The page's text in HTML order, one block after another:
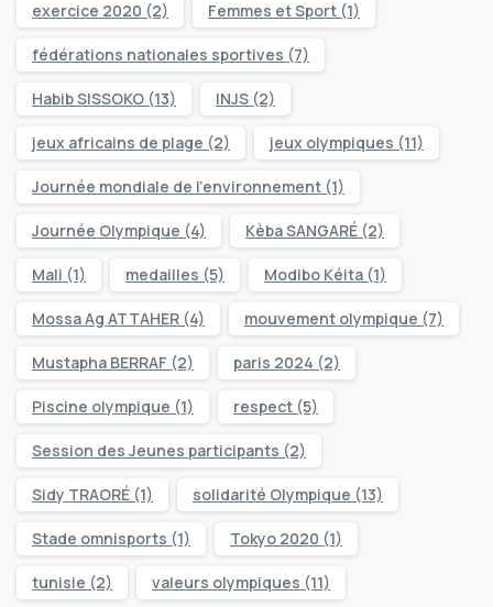
exercice 2020 (2) Femmes et Sport (1)
fédérations nationales sportives (7)
Habib SISSOKO (13) INJS (2)
jeux africains de plage (2) jeux olympiques (11)
Journée mondiale de l’environnement (1)
Journée Olympique (4) Kèba SANGARÉ (2)
Mali (1) medailles (5) Modibo Kéita (1)
Mossa Ag ATTAHER (4) mouvement olympique (7)
Mustapha BERRAF (2) paris 2024 (2)
Piscine olympique (1) respect (5)
Session des Jeunes participants (2)
Sidy TRAORÉ (1) solidarité Olympique (13)
Stade omnisports (1) Tokyo 2020 (1)
tunisie (2) valeurs olympiques (11)